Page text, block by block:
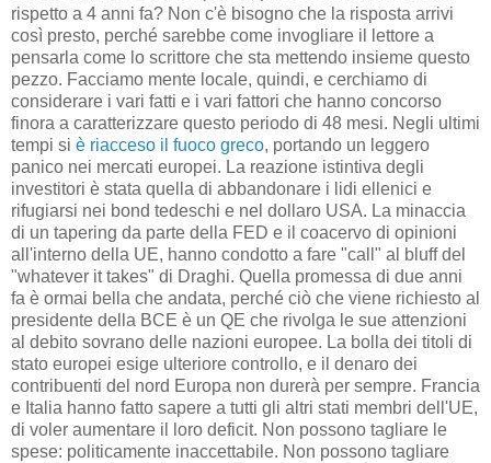
rispetto a 4 anni fa? Non c'è bisogno che la risposta arrivi
così presto, perché sarebbe come invogliare il lettore a
pensarla come lo scrittore che sta mettendo insieme questo
pezzo. Facciamo mente locale, quindi, e cerchiamo di
considerare i vari fatti e i vari fattori che hanno concorso
finora a caratterizzare questo periodo di 48 mesi. Negli ultimi
tempi si è riacceso il fuoco greco, portando un leggero
panico nei mercati europei. La reazione istintiva degli
investitori è stata quella di abbandonare i lidi ellenici e
rifugiarsi nei bond tedeschi e nel dollaro USA. La minaccia
di un tapering da parte della FED e il coacervo di opinioni
all'interno della UE, hanno condotto a fare "call" al bluff del
"whatever it takes" di Draghi. Quella promessa di due anni
fa è ormai bella che andata, perché ciò che viene richiesto al
presidente della BCE è un QE che rivolga le sue attenzioni
al debito sovrano delle nazioni europee. La bolla dei titoli di
stato europei esige ulteriore controllo, e il denaro dei
contribuenti del nord Europa non durerà per sempre. Francia
e Italia hanno fatto sapere a tutti gli altri stati membri dell'UE,
di voler aumentare il loro deficit. Non possono tagliare le
spese: politicamente inaccettabile. Non possono tagliare